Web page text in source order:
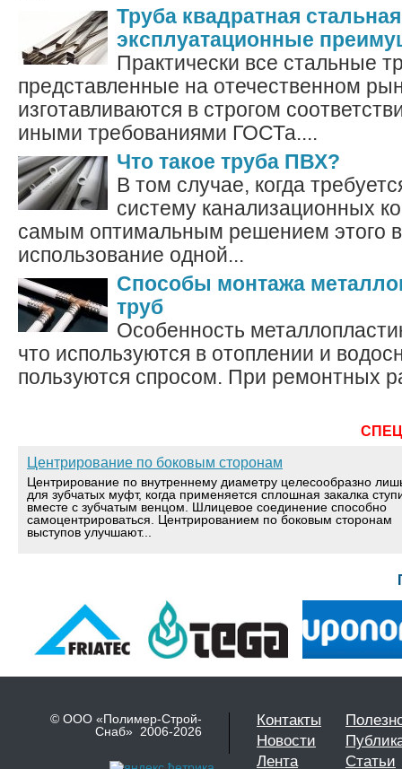
Труба квадратная
эксплуатационные
Практически все стальные
представленные на отечественном
изготавливаются в строгом
иными требованиями ГОСТа....
Что такое труба ПВХ?
В том случае, когда
систему канализационных
самым оптимальным решением этого
использование одной...
Способы монтажа
труб
Особенность
что используются в отоплении и
пользуются спросом. При ремонтных
Центрирование по боковым сторонам
Центрирование по внутреннему диаметру целесообразно
для зубчатых муфт, когда применяется сплошная закалка
вместе с зубчатым венцом. Шлицевое соединение способно
самоцентрироваться. Центрированием по боковым сторонам
выступов улучшают...
© ООО «Полимер-Строй-
Снаб» 2006-2026
Контакты
Новости
Лента
Статьи